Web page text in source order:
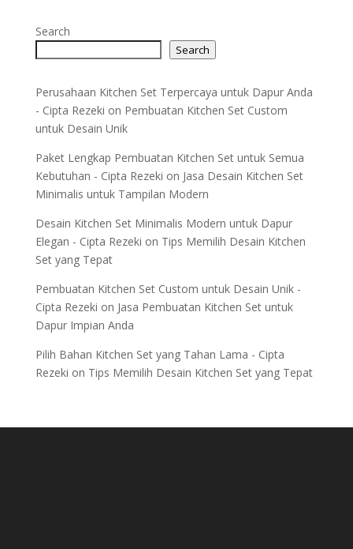
Search
Search
Perusahaan Kitchen Set Terpercaya untuk Dapur Anda
- Cipta Rezeki on Pembuatan Kitchen Set Custom
untuk Desain Unik
Paket Lengkap Pembuatan Kitchen Set untuk Semua
Kebutuhan - Cipta Rezeki on Jasa Desain Kitchen Set
Minimalis untuk Tampilan Modern
Desain Kitchen Set Minimalis Modern untuk Dapur
Elegan - Cipta Rezeki on Tips Memilih Desain Kitchen
Set yang Tepat
Pembuatan Kitchen Set Custom untuk Desain Unik -
Cipta Rezeki on Jasa Pembuatan Kitchen Set untuk
Dapur Impian Anda
Pilih Bahan Kitchen Set yang Tahan Lama - Cipta
Rezeki on Tips Memilih Desain Kitchen Set yang Tepat